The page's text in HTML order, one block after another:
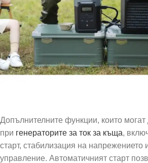
Допълнителните функции, които могат
при генераторите за ток за къща,
старт, стабилизация на напрежението
управление. Автоматичният старт